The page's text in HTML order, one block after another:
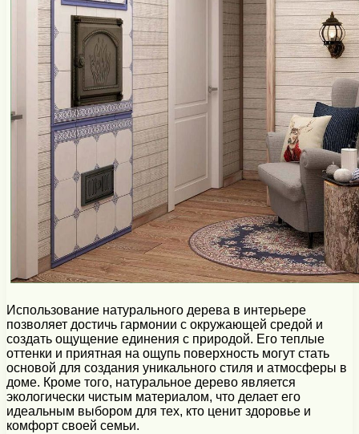
Использование натурального дерева в интерьере
позволяет достичь гармонии с окружающей средой и
создать ощущение единения с природой. Его теплые
оттенки и приятная на ощупь поверхность могут стать
основой для создания уникального стиля и атмосферы в
доме. Кроме того, натуральное дерево является
экологически чистым материалом, что делает его
идеальным выбором для тех, кто ценит здоровье и
комфорт своей семьи.